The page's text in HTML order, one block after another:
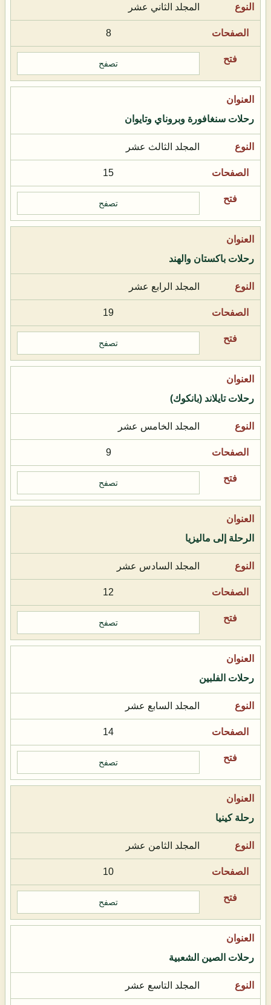
المجلد الثاني عشر
8
تصفح
رحلات سنغافورة وبروناي وتايوان
المجلد الثالث عشر
15
تصفح
رحلات باكستان والهند
المجلد الرابع عشر
19
تصفح
رحلات تايلاند (بانكوك)
المجلد الخامس عشر
9
تصفح
الرحلة إلى ماليزيا
المجلد السادس عشر
12
تصفح
رحلات الفلبين
المجلد السابع عشر
14
تصفح
رحلة كينيا
المجلد الثامن عشر
10
تصفح
رحلات الصين الشعبية
المجلد التاسع عشر